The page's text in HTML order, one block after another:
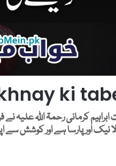
ki
کرمانی رحمۃ اللہ علیہ نے
اور پارسا ہے اور کوشش سے